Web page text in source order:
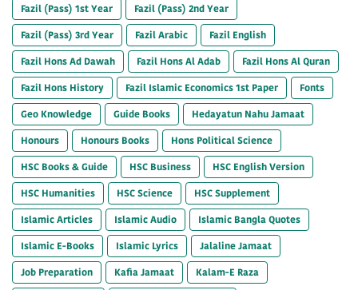
Fazil (Pass) 1st Year
Fazil (Pass) 2nd Year
Fazil (Pass) 3rd Year
Fazil Arabic
Fazil English
Fazil Hons Ad Dawah
Fazil Hons Al Adab
Fazil Hons Al Quran
Fazil Hons History
Fazil Islamic Economics 1st Paper
Fonts
Geo Knowledge
Guide Books
Hedayatun Nahu Jamaat
Honours
Honours Books
Hons Political Science
HSC Books & Guide
HSC Business
HSC English Version
HSC Humanities
HSC Science
HSC Supplement
Islamic Articles
Islamic Audio
Islamic Bangla Quotes
Islamic E-Books
Islamic Lyrics
Jalaline Jamaat
Job Preparation
Kafia Jamaat
Kalam-E Raza